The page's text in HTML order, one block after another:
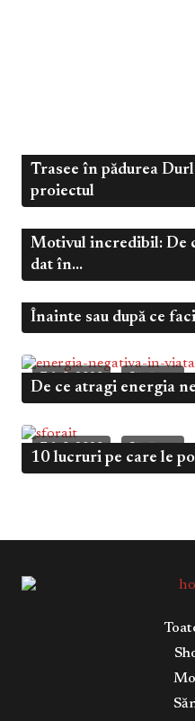
Dec 4, 2024 Călătorii,
Trasee în pădurea
proiectul
Dec 4, 2024 Sănătate
Motivul incredibil: De
dat în...
Dec 4, 2024 Sănătate
Înainte sau după ce
De ce atragi energia
10 lucruri pe care le